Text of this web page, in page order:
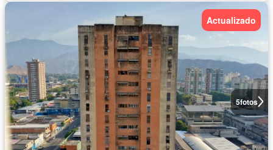
5fotos
Actualizado